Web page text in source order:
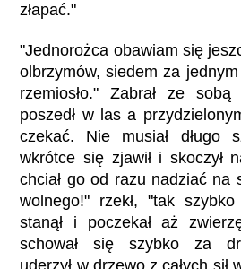
złapać."
"Jednorożca obawiam się
olbrzymów, siedem za
rzemiosło." Zabrał ze
poszedł w las a
czekać. Nie musiał długo
wkrótce się zjawił i skoczył
chciał go od razu nadziać na
wolnego!" rzekł, "tak
stanął i poczekał aż
schował się szybko za